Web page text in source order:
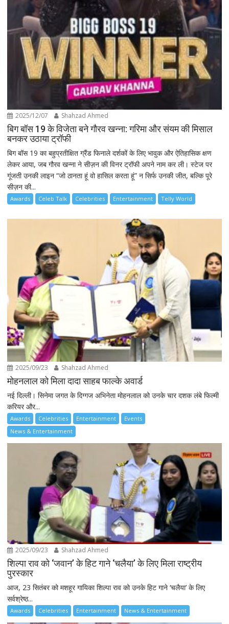
2025/12/07 Shahzad Ahmed
बिग बॉस 19 के विजेता बने गौरव खन्ना: गरिमा और संयम की मिसाल
बनकर उठाया ट्रॉफी
बिग बॉस 19 का बहुप्रतीक्षित ग्रैंड फिनाले दर्शकों के लिए भावुक और ऐतिहासिक क्षण
लेकर आया, जब गौरव खन्ना ने सीज़न की विनर ट्रॉफी अपने नाम कर ली। स्टेज पर
गूंजती उनकी लाइन “जो ठानता हूं वो हासिल करता हूं” न सिर्फ उनकी जीत, बल्कि पूरे
सीज़न की...
Awards Celeb Talk Celebrities Entertainment Telly World
2025/09/23 Shahzad Ahmed
मोहनलाल को मिला दादा साहब फाल्के अवार्ड
नई दिल्ली। सिनेमा जगत के दिग्गज अभिनेता मोहनलाल को उनके चार दशक लंबे फिल्मी
करियर और...
Awards Celebrities Entertainment
Events
News & Entertainment
2025/09/23 Shahzad Ahmed
शिल्पा राव को ‘जवान’ के हिट गाने ‘चलैया’ के लिए मिला राष्ट्रीय
पुरस्कार
आज, 23 सितंबर को मशहूर गायिका शिल्पा राव को उनके हिट गाने ‘चलैया’ के लिए
सर्वश्रेष्ठ...
Awards Celebrities Entertainment News & Entertainment